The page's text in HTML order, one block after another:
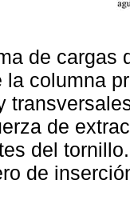
de cargas
la columna
de
del
de